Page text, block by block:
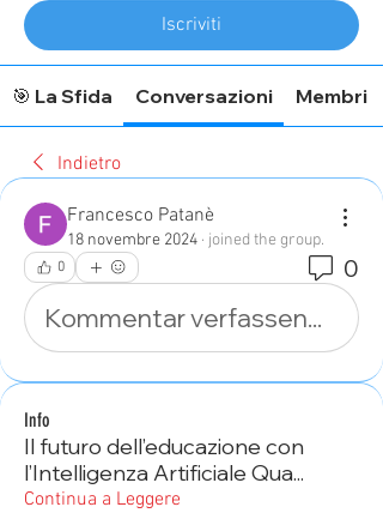
Iscriviti
🎯 La Sfida Conversazioni Membri
Indietro
Francesco Patanè
18 novembre 2024 · joined the group.
0 0
Kommentar verfassen...
Info
Il futuro dell’educazione con
l’Intelligenza Artificiale Qua...
Continua a Leggere